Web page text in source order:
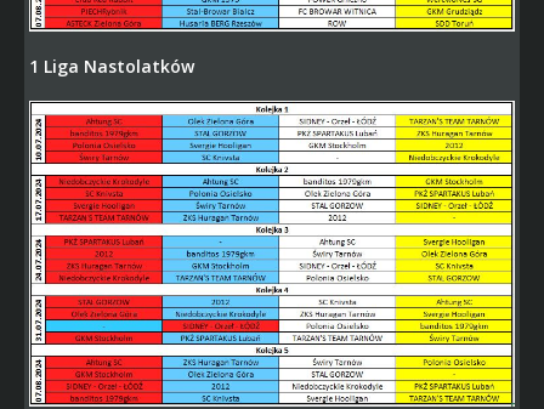
1 Liga Nastolatków